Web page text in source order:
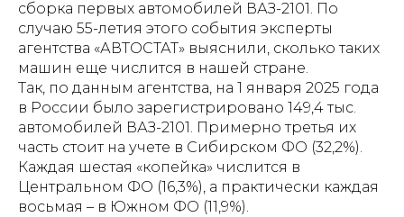
сборка первых автомобилей ВАЗ-2101. По
случаю 55-летия этого события эксперты
агентства «АВТОСТАТ» выяснили, сколько таких
машин еще числится в нашей стране.
Так, по данным агентства, на 1 января 2025 года
в России было зарегистрировано 149,4 тыс.
автомобилей ВАЗ-2101. Примерно третья их
часть стоит на учете в Сибирском ФО (32,2%).
Каждая шестая «копейка» числится в
Центральном ФО (16,3%), а практически каждая
восьмая – в Южном ФО (11,9%).